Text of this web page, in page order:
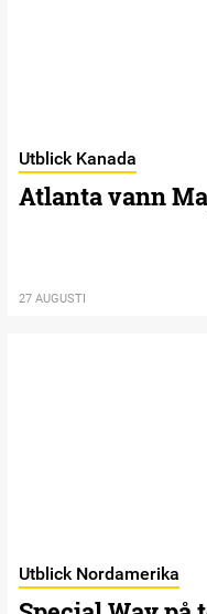
Utblick Kanada
Atlanta vann
27 AUGUSTI
Utblick Nordamerika